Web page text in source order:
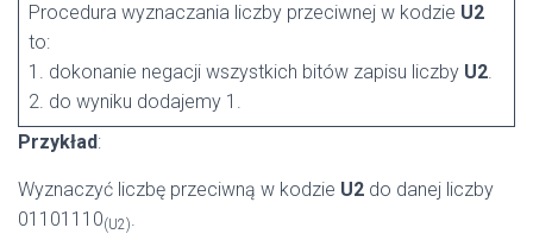
Procedura wyznaczania liczby przeciwnej w kodzie U2
to:
1. dokonanie negacji wszystkich bitów zapisu liczby U2.
2. do wyniku dodajemy 1.
Przykład:
Wyznaczyć liczbę przeciwną w kodzie U2 do danej liczby
01101110(U2).